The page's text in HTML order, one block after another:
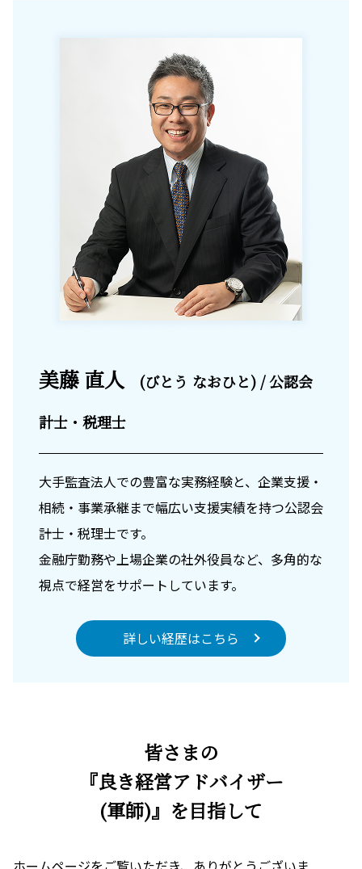
美藤 直人
(びとう なおひと) / 公認会
計士・税理士
大手監査法人での豊富な実務経験と、企業支援・
相続・事業承継まで幅広い支援実績を持つ公認会
計士・税理士です。
金融庁勤務や上場企業の社外役員など、多角的な
視点で経営をサポートしています。
詳しい経歴はこちら
皆さまの
『良き経営アドバイザー
(軍師)』を目指して